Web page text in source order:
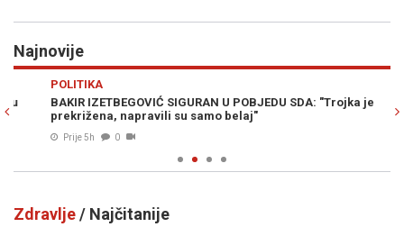
Najnovije
POLITIKA
BAKIR IZETBEGOVIĆ SIGURAN U POBJEDU SDA: "Trojka je
prekrižena, napravili su samo belaj"
Prije 5h 0
Zdravlje/ Najčitanije